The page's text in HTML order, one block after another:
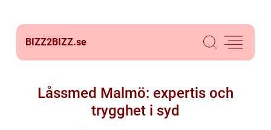
BIZZ2BIZZ.se
Låssmed Malmö: expertis och
trygghet i syd